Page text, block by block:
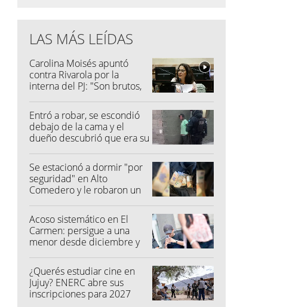
LAS MÁS LEÍDAS
Carolina Moisés apuntó
contra Rivarola por la
interna del PJ: "Son brutos,
Entró a robar, se escondió
debajo de la cama y el
dueño descubrió que era su
Se estacionó a dormir "por
seguridad" en Alto
Comedero y le robaron un
Acoso sistemático en El
Carmen: persigue a una
menor desde diciembre y
¿Querés estudiar cine en
Jujuy? ENERC abre sus
inscripciones para 2027